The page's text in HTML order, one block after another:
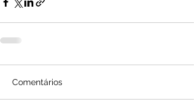
Comentários